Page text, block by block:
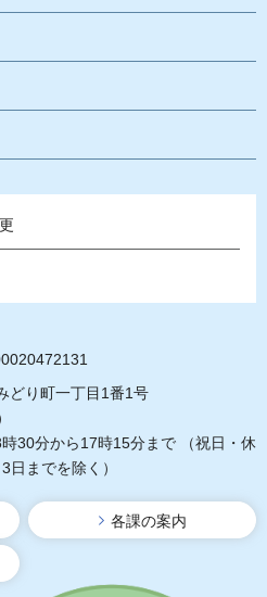
り町一丁目1番1号
30分から17時15分まで
（祝日・休
日までを除く）
各課の案内